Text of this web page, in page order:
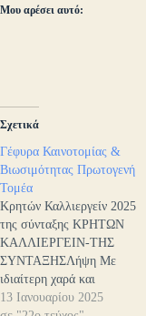
Μου αρέσει αυτό:
Σχετικά
Γέφυρα Καινοτομίας &
Βιωσιμότητας Πρωτογενή
Τομέα
Κρητών Καλλιεργείν 2025
της σύνταξης ΚΡΗΤΩΝ
ΚΑΛΛΙΕΡΓΕΙΝ-ΤΗΣ
ΣΥΝΤΑΞΗΣΛήψη Με
ιδιαίτερη χαρά και
ενθουσιασμό, σας
13 Ιανουαρίου 2025